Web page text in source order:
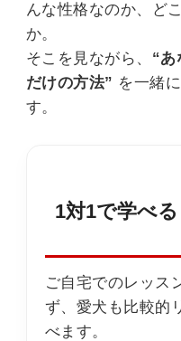
んな性格なのか、ど
か。
そこを見ながら、 “あ
だけの方法” を一緒
す。
1対1で学べる
ご自宅でのレッス
ず、愛犬も比較的
べます。